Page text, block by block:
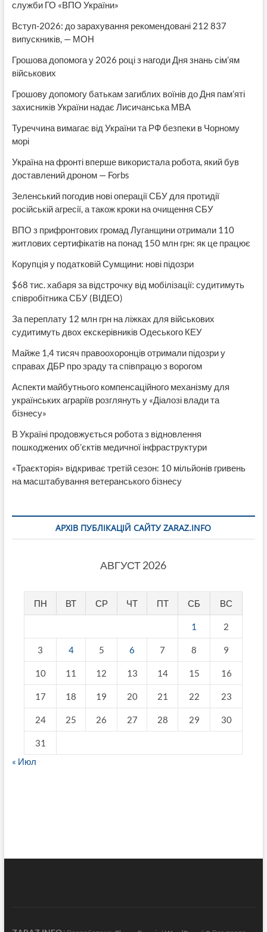
служби ГО «ВПО України»
Вступ-2026: до зарахування рекомендовані 212 837
випускників, — МОН
Грошова допомога у 2026 році з нагоди Дня знань сім’ям
військових
Грошову допомогу батькам загиблих воїнів до Дня пам’яті
захисників України надає Лисичанська МВА
Туреччина вимагає від України та РФ безпеки в Чорному
морі
Україна на фронті вперше використала робота, який був
доставлений дроном — Forbs
Зеленський погодив нові операції СБУ для протидії
російській агресії, а також кроки на очищення СБУ
ВПО з прифронтових громад Луганщини отримали 110
житлових сертифікатів на понад 150 млн грн: як це працює
Корупція у податковій Сумщини: нові підозри
$68 тис. хабаря за відстрочку від мобілізації: судитимуть
співробітника СБУ (ВІДЕО)
За переплату 12 млн грн на ліжках для військових
судитимуть двох екскерівників Одеського КЕУ
Майже 1,4 тисяч правоохоронців отримали підозри у
справах ДБР про зраду та співпрацю з ворогом
Аспекти майбутнього компенсаційного механізму для
українських аграріїв розглянуть у «Діалозі влади та
бізнесу»
В Україні продовжується робота з відновлення
пошкоджених об’єктів медичної інфраструктури
«Траєкторія» відкриває третій сезон: 10 мільйонів гривень
на масштабування ветеранського бізнесу
АРХІВ ПУБЛІКАЦІЙ САЙТУ ZARAZ.INFO
АВГУСТ 2026
ПН ВТ СР ЧТ ПТ СБ ВС
1 2
3 4 5 6 7 8 9
10 11 12 13 14 15 16
17 18 19 20 21 22 23
24 25 26 27 28 29 30
31
« Июл